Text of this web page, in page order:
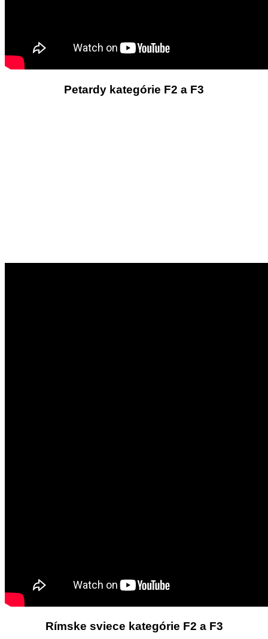
Petardy kategórie F2 a F3
Rímske sviece kategórie F2 a F3